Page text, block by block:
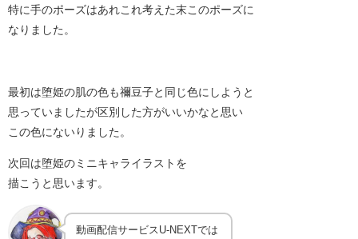
特に手のポーズはあれこれ考えた末このポーズに
なりました。
最初は堕姫の肌の色も禰豆子と同じ色にしようと
思っていましたが区別した方がいいかなと思い
この色にないりました。
次回は堕姫のミニキャライラストを
描こうと思います。
動画配信サービスU-NEXTでは